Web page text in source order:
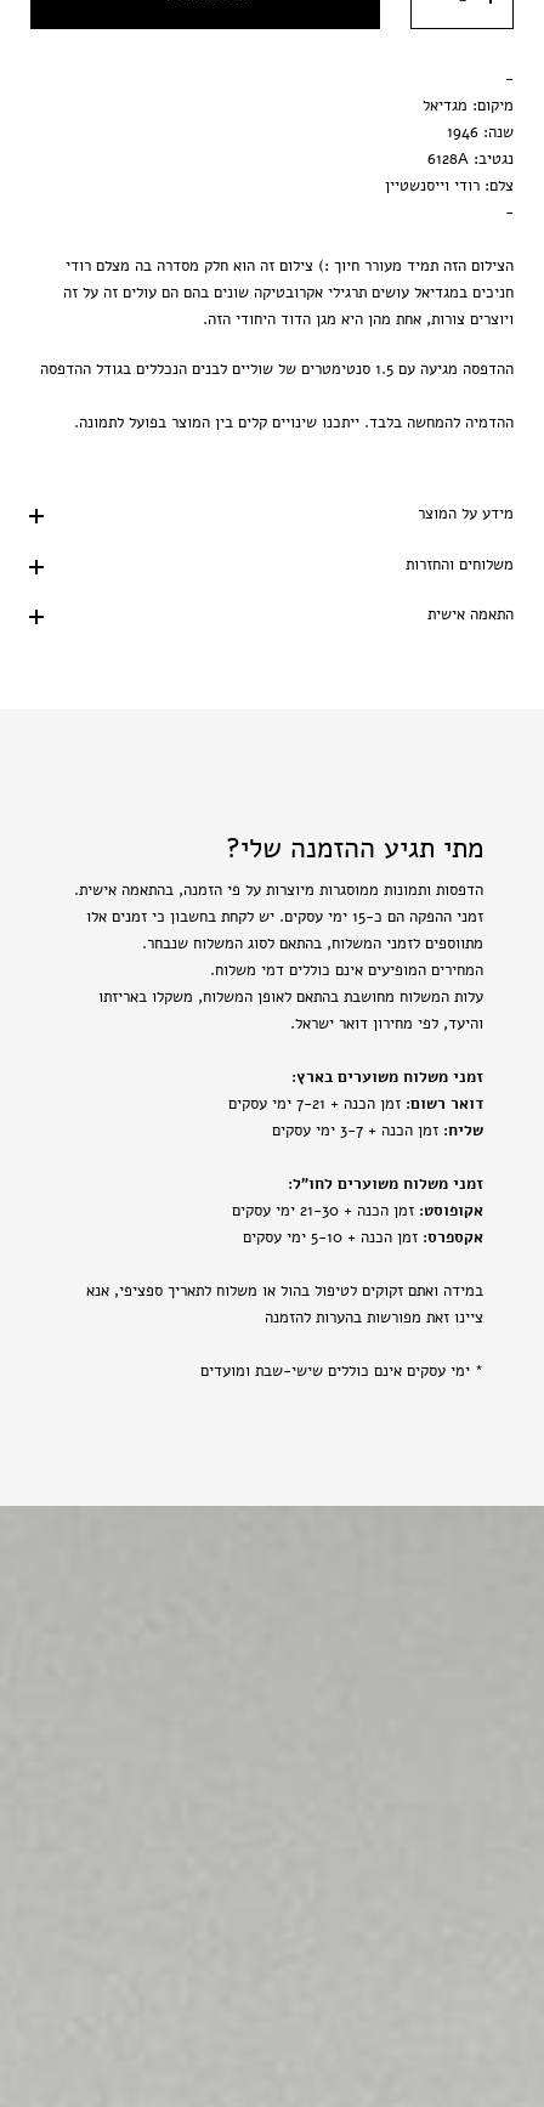
50x70 ס״מ
מסגרת וונגה
הדפסה בלבד
-
מיקום: מגדיאל
שנה: 1946
נגטיב: 6128A
צלם: רודי וייסנשטיין
-
הצילום הזה תמיד מעורר חיוך :) צילום זה הוא חלק מסדרה בה מצלם רודי
חניכים במגדיאל עושים תרגילי אקרובטיקה שונים בהם הם עולים זה על זה
ויוצרים צורות, אחת מהן היא מגן הדוד היחודי הזה.
ההדפסה מגיעה עם 1.5 סנטימטרים של שוליים לבנים הנכללים בגודל ההדפסה
ההדמיה להמחשה בלבד. ייתכנו שינויים קלים בין המוצר בפועל לתמונה.
מידע על המוצר
משלוחים והחזרות
התאמה אישית
מתי תגיע ההזמנה שלי?
הדפסות ותמונות ממוסגרות מיוצרות על פי הזמנה, בהתאמה אישית.
זמני ההפקה הם כ-15 ימי עסקים. יש לקחת בחשבון כי זמנים אלו
מתווספים לזמני המשלוח, בהתאם לסוג המשלוח שנבחר.
המחירים המופיעים אינם כוללים דמי משלוח.
עלות המשלוח מחושבת בהתאם לאופן המשלוח, משקלו באריזתו
והיעד, לפי מחירון דואר ישראל.
זמני משלוח משוערים בארץ:
דואר רשום: זמן הכנה + 7-21 ימי עסקים
שליח: זמן הכנה + 3-7 ימי עסקים
זמני משלוח משוערים לחו"ל:
אקופוסט: זמן הכנה + 21-30 ימי עסקים
אקספרס: זמן הכנה + 5-10 ימי עסקים
במידה ואתם זקוקים לטיפול בהול או משלוח לתאריך ספציפי, אנא
ציינו זאת מפורשות בהערות להזמנה
* ימי עסקים אינם כוללים שישי-שבת ומועדים